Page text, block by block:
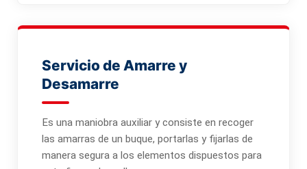
Servicio de Amarre y
Desamarre
Es una maniobra auxiliar y consiste en recoger
las amarras de un buque, portarlas y fijarlas de
manera segura a los elementos dispuestos para